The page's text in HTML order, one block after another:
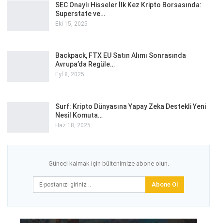
SEC Onaylı Hisseler İlk Kez Kripto Borsasında:
Superstate ve…
Eki 15, 2025
Backpack, FTX EU Satın Alımı Sonrasında
Avrupa’da Regüle…
Eyl 8, 2025
Surf: Kripto Dünyasına Yapay Zeka Destekli Yeni
Nesil Komuta…
Haz 18, 2025
Güncel kalmak için bültenimize abone olun.
Abone Ol